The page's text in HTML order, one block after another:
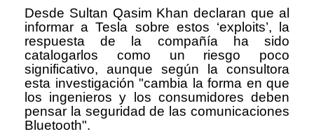
Desde Sultan Qasim Khan declaran que al
informar a Tesla sobre estos ‘exploits’, la
respuesta de la compañía ha sido
catalogarlos como un riesgo poco
significativo, aunque según la consultora
esta investigación "cambia la forma en que
los ingenieros y los consumidores deben
pensar la seguridad de las comunicaciones
Bluetooth".